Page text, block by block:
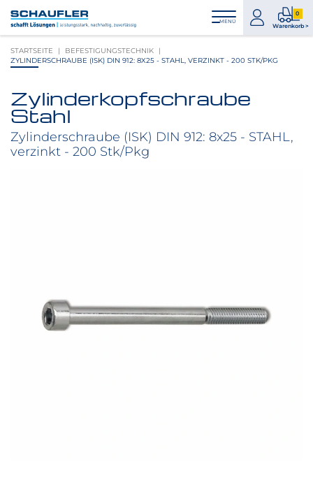
Inhalt
Hauptnavigation
Footernavigation
Logo
Schaufler
verlinkt
zur
MENÜ
zum
Konto
0
Warenkorb >
0
STARTSEITE
BEFESTIGUNGSTECHNIK
ZYLINDERSCHRAUBE (ISK) DIN 912: 8X25 - STAHL, VERZINKT - 200 STK/PKG
Produktbilder
überspringen
Zylinderkopfschraube
Stahl
Zylinderschraube (ISK) DIN 912: 8x25 - STAHL,
verzinkt - 200 Stk/Pkg